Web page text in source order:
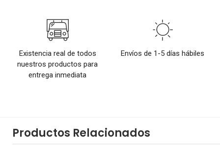
Existencia real de todos
nuestros productos para
entrega inmediata
Envíos de 1-5 días hábiles
Productos Relacionados